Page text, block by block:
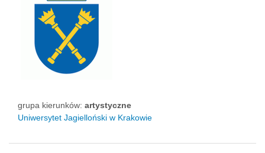
grupa kierunków: artystyczne
Uniwersytet Jagielloński w Krakowie